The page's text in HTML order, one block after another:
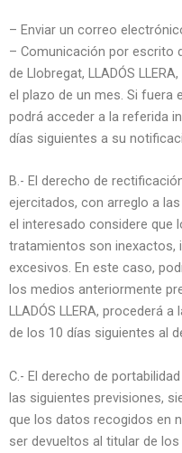
– Enviar un correo
– Comunicación por escrito
de Llobregat, LLADÓS
el plazo de un mes. Si fuera
podrá acceder a la referida
días siguientes a su
B.- El derecho de
ejercitados, con arreglo a
el interesado considere que
tratamientos son inexactos,
excesivos. En este caso,
los medios anteriormente
LLADÓS LLERA, procederá
de los 10 días siguientes al
C.- El derecho de
las siguientes previsiones,
que los datos recogidos en
ser devueltos al titular de